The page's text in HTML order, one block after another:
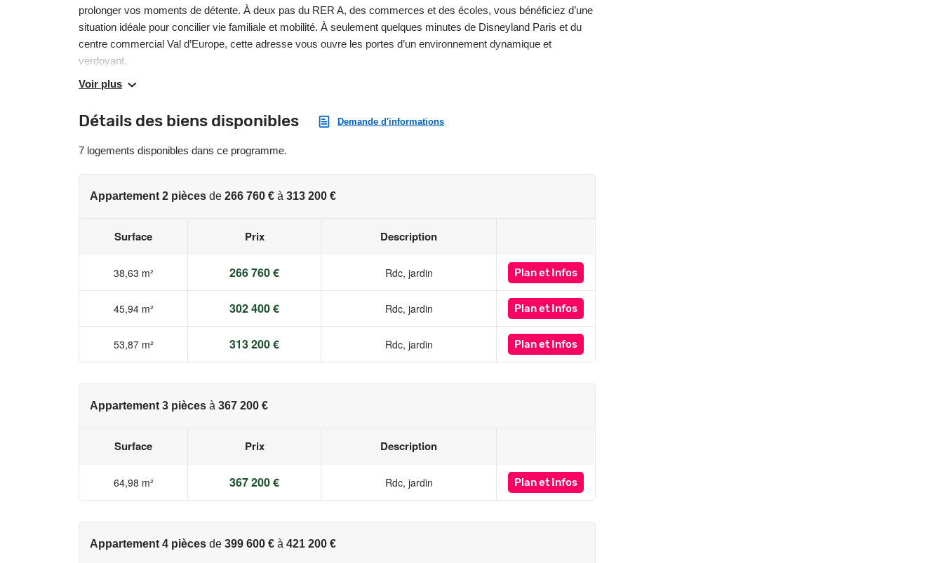
prolonger vos moments de détente. À deux pas du RER A, des commerces et des écoles, vous bénéficiez d’une
situation idéale pour concilier vie familiale et mobilité. À seulement quelques minutes de Disneyland Paris et du
centre commercial Val d’Europe, cette adresse vous ouvre les portes d’un environnement dynamique et
verdoyant.
Voir plus
Détails des biens disponibles Demande d'informations
7 logements disponibles dans ce programme.
Appartement 2 pièces de 266 760 € à 313 200 €
Surface Prix Description
38,63 m² 266 760 € Rdc, jardin Planet Infos
45,94 m² 302 400 € Rdc, jardin Planet Infos
53,87 m² 313 200 € Rdc, jardin Planet Infos
Appartement 3 pièces à 367 200 €
Surface Prix Description
64,98 m² 367 200 € Rdc, jardin Planet Infos
Appartement 4 pièces de 399 600 € à 421 200 €